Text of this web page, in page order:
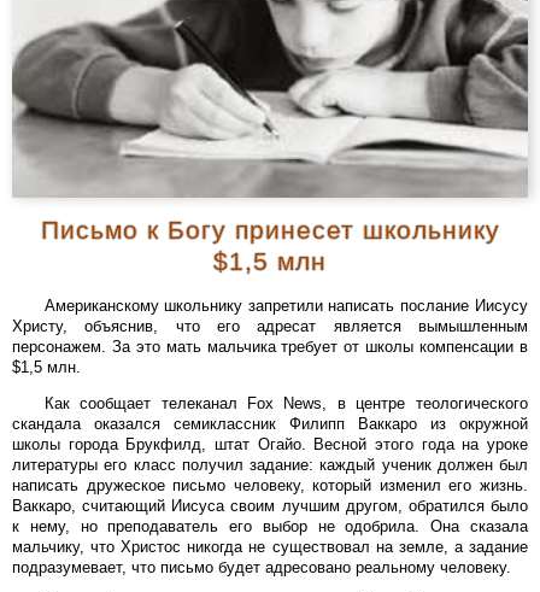
Письмо к Богу принесет школьнику
$1,5 млн
Американскому школьнику запретили написать послание Иисусу
Христу, объяснив, что его адресат является вымышленным
персонажем. За это мать мальчика требует от школы компенсации в
$1,5 млн.
Как сообщает телеканал Fox News, в центре теологического
скандала оказался семиклассник Филипп Ваккаро из окружной
школы города Брукфилд, штат Огайо. Весной этого года на уроке
литературы его класс получил задание: каждый ученик должен был
написать дружеское письмо человеку, который изменил его жизнь.
Ваккаро, считающий Иисуса своим лучшим другом, обратился было
к нему, но преподаватель его выбор не одобрила. Она сказала
мальчику, что Христос никогда не существовал на земле, а задание
подразумевает, что письмо будет адресовано реальному человеку.